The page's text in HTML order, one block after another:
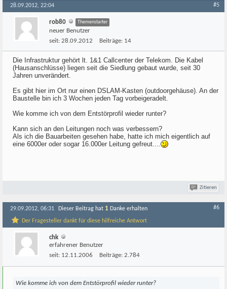
28.09.2012, 22:04 #5
rob80 Themenstarter
neuer Benutzer
seit: 28.09.2012 Beiträge: 14
Die Infrastruktur gehört lt. 1&1 Callcenter der Telekom. Die Kabel
(Hausanschlüsse) liegen seit die Siedlung gebaut wurde, seit 30
Jahren unverändert.
Es gibt hier im Ort nur einen DSLAM-Kasten (outdoorgehäuse). An der
Baustelle bin ich 3 Wochen jeden Tag vorbeigeradelt.
Wie komme ich von dem Entstörprofil wieder runter?
Kann sich an den Leitungen noch was verbessern?
Als ich die Bauarbeiten gesehen habe, hatte ich mich eigentlich auf
eine 6000er oder sogar 16.000er Leitung gefreut....
Zitieren
29.09.2012, 06:31 Dieser Beitrag hat 1 Danke erhalten
Der Fragesteller dankt für diese hilfreiche Antwort
#6
chk
erfahrener Benutzer
seit: 12.11.2006 Beiträge: 2.784
Wie komme ich von dem Entstörprofil wieder runter?